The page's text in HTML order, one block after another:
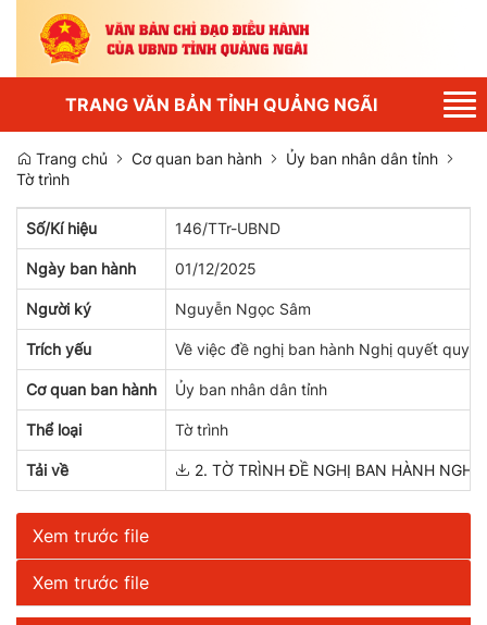
TRANG VĂN BẢN TỈNH QUẢNG NGÃI
Trang chủ Cơ quan ban hành
Ủy ban nhân dân tỉnh
Tờ trình
Số/Kí hiệu 146/TTr-UBND
Ngày ban hành 01/12/2025
Người ký Nguyễn Ngọc Sâm
Trích yếu Về việc đề nghị ban hành Nghị quyết quy
Cơ quan ban hành Ủy ban nhân dân tỉnh
Thể loại Tờ trình
Tải về 2. TỜ TRÌNH ĐỀ NGHỊ BAN HÀNH
Xem trước file
Xem trước file